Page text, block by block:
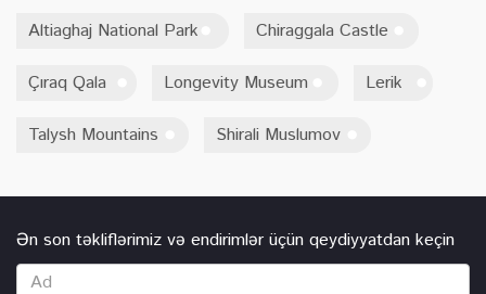
Altiaghaj National Park Chiraggala Castle
Çıraq Qala Longevity Museum Lerik
Talysh Mountains Shirali Muslumov
Ən son təkliflərimiz və endirimlər üçün qeydiyyatdan keçin